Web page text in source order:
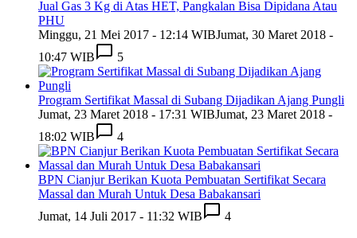
Jual Gas 3 Kg di Atas HET, Pangkalan Bisa Dipidana Atau
PHU
Minggu, 21 Mei 2017 - 12:14 WIBJumat, 30 Maret 2018 -
10:47 WIB
5
Program Sertifikat Massal di Subang Dijadikan Ajang Pungli
Jumat, 23 Maret 2018 - 17:31 WIBJumat, 23 Maret 2018 -
18:02 WIB
4
BPN Cianjur Berikan Kuota Pembuatan Sertifikat Secara
Massal dan Murah Untuk Desa Babakansari
Jumat, 14 Juli 2017 - 11:32 WIB
4